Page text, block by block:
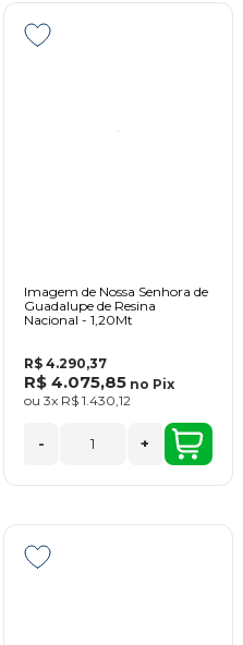
Imagem de Nossa Senhora de
Guadalupe de Resina
Nacional - 1,20Mt
R$ 4.290,37
R$ 4.075,85 no Pix
ou 3x R$ 1.430,12
- +